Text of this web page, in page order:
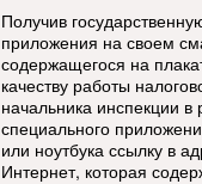
Получив
приложения на своем
содержащегося на
качеству работы
начальника инспекции
специального
или ноутбука ссылку в
Интернет, которая